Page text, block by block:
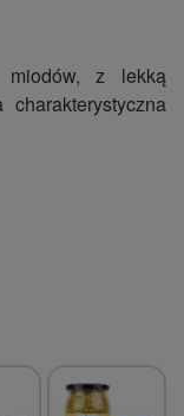
z lekką
charakterystyczna